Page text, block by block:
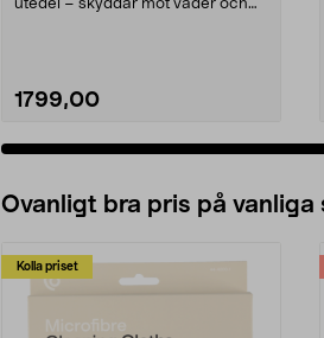
utedel – skyddar mot väder och
1799,00
Ovanligt bra pris på vanliga
Kolla priset